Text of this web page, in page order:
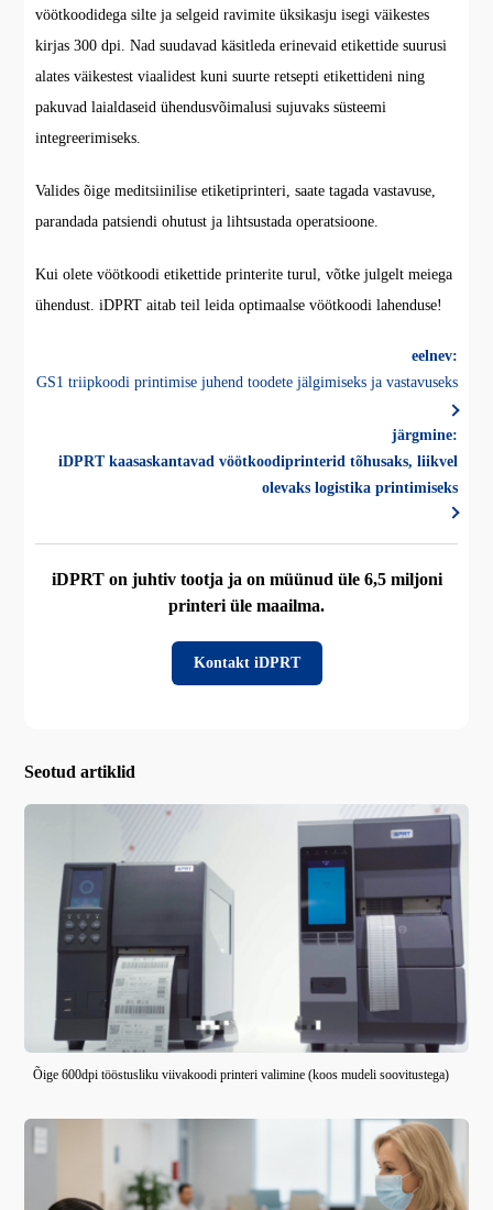
vöötkoodidega silte ja selgeid ravimite üksikasju isegi väikestes
kirjas 300 dpi. Nad suudavad käsitleda erinevaid etikettide suurusi
alates väikestest viaalidest kuni suurte retsepti etikettideni ning
pakuvad laialdaseid ühendusvõimalusi sujuvaks süsteemi
integreerimiseks.
Valides õige meditsiinilise etiketiprinteri, saate tagada vastavuse,
parandada patsiendi ohutust ja lihtsustada operatsioone.
Kui olete vöötkoodi etikettide printerite turul, võtke julgelt meiega
ühendust. iDPRT aitab teil leida optimaalse vöötkoodi lahenduse!
eelnev:
GS1 triipkoodi printimise juhend toodete jälgimiseks ja vastavuseks
järgmine:
iDPRT kaasaskantavad vöötkoodiprinterid tõhusaks, liikvel
olevaks logistika printimiseks
iDPRT on juhtiv tootja ja on müünud üle 6,5 miljoni
printeri üle maailma.
Kontakt iDPRT
Seotud artiklid
Õige 600dpi tööstusliku viivakoodi printeri valimine (koos mudeli soovitustega)